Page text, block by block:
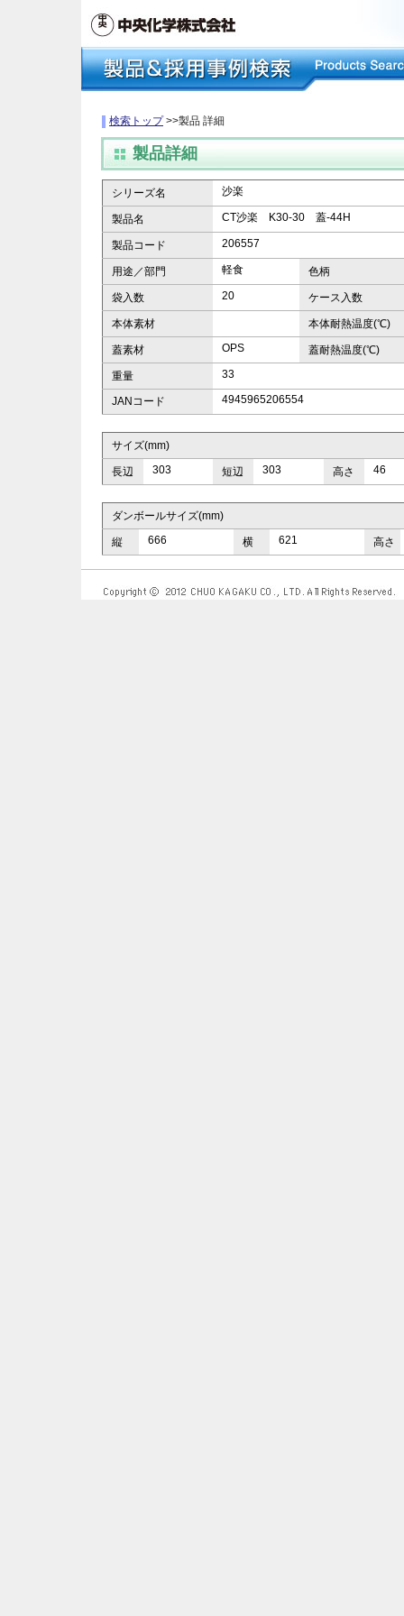
検索トップ>>製品 詳細
製品詳細
シリーズ名 沙楽
製品名 CT沙楽 K30-30 蓋-44H
製品コード 206557
用途／部門 軽食 色柄
袋入数 20 ケース入数
本体素材 本体耐熱温度(℃)
蓋素材 OPS 蓋耐熱温度(℃)
重量 33
JANコード 4945965206554
サイズ(mm)
長辺 303 短辺 303 高さ 46
ダンボールサイズ(mm)
縦 666 横 621 高さ